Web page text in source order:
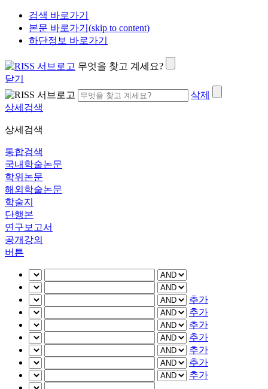
검색 바로가기
본문 바로가기(skip to content)
하단정보 바로가기
무엇을 찾고 계세요?
닫기
삭제
상세검색
상세검색
통합검색
국내학술논문
학위논문
해외학술논문
학술지
단행본
연구보고서
공개강의
버튼
추가
추가
추가
추가
추가
추가
추가